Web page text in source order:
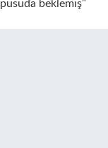
pusuda beklemiş"